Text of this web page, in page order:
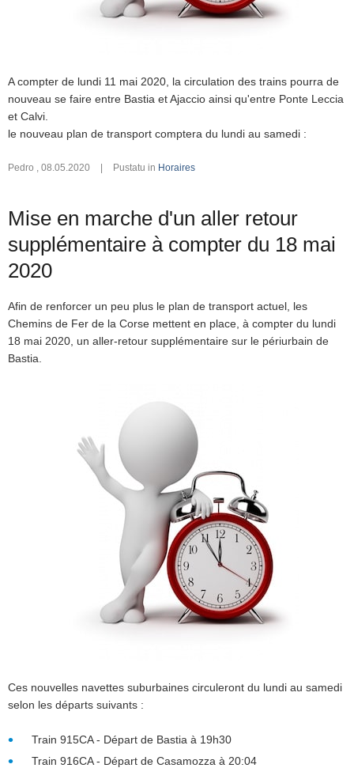
A compter de lundi 11 mai 2020, la circulation des trains pourra de
nouveau se faire entre Bastia et Ajaccio ainsi qu'entre Ponte Leccia
et Calvi.
le nouveau plan de transport comptera du lundi au samedi :
Pedro , 08.05.2020 Pustatu in Horaires
Mise en marche d'un aller retour
supplémentaire à compter du 18 mai
2020
Afin de renforcer un peu plus le plan de transport actuel, les
Chemins de Fer de la Corse mettent en place, à compter du lundi
18 mai 2020, un aller-retour supplémentaire sur le périurbain de
Bastia.
Ces nouvelles navettes suburbaines circuleront du lundi au samedi
selon les départs suivants :
Train 915CA - Départ de Bastia à 19h30
Train 916CA - Départ de Casamozza à 20:04